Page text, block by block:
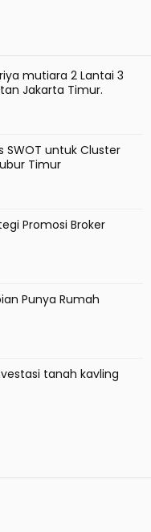
mutiara 2 Lantai 3
Jakarta Timur.
SWOT untuk Cluster
Timur
Promosi Broker
Punya Rumah
tanah kavling